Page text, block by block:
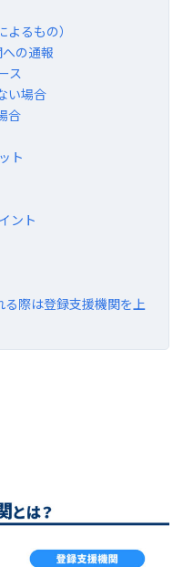
るもの）
の通報
ス
い場合
合
ト
ント
際は登録支援機関を上